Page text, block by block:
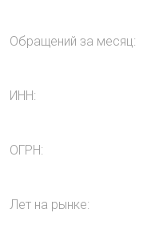
Обращений за месяц:
ИНН:
ОГРН:
Лет на рынке: